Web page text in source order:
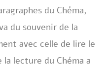
du Chéma,
du souvenir de la
avec celle de lire le
lecture du Chéma a